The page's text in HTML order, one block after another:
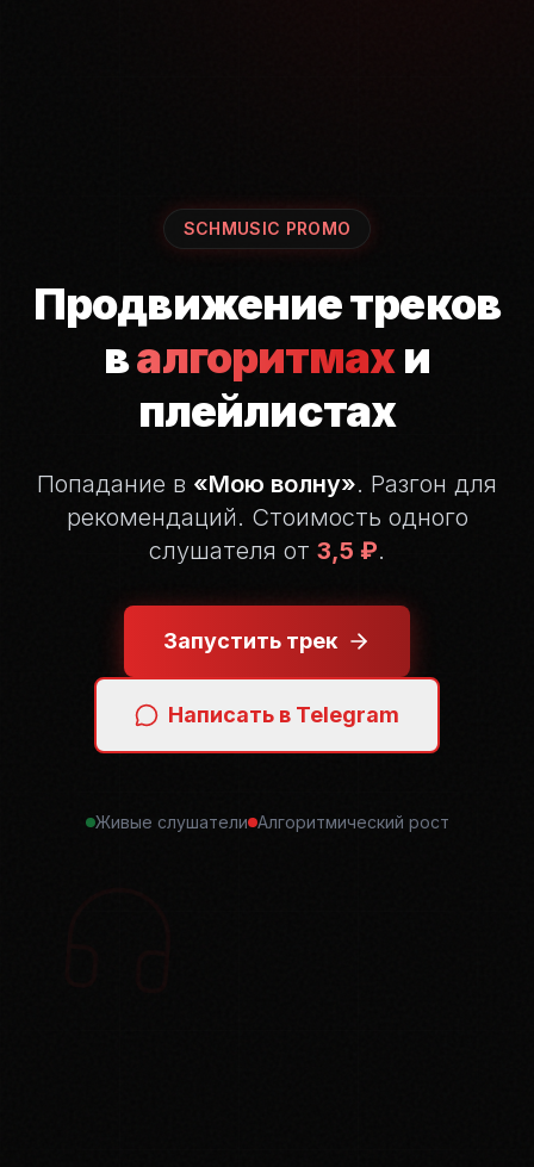
SCHMUSIC PROMO
Продвижение треков
валгоритмахи
плейлистах
Попадание в «Мою волну». Разгон для
рекомендаций. Стоимость одного
слушателя от 3,5 ₽.
Запустить трек
Написать в Telegram
Живые слушатели Алгоритмический рост